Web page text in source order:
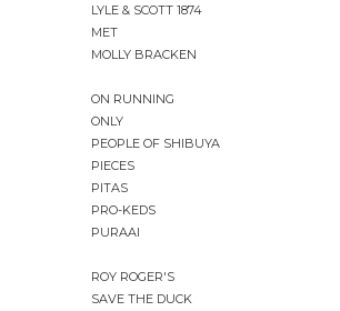
LYLE & SCOTT 1874
MET
MOLLY BRACKEN
ON RUNNING
ONLY
PEOPLE OF SHIBUYA
PIECES
PITAS
PRO-KEDS
PURAAI
ROY ROGER'S
SAVE THE DUCK